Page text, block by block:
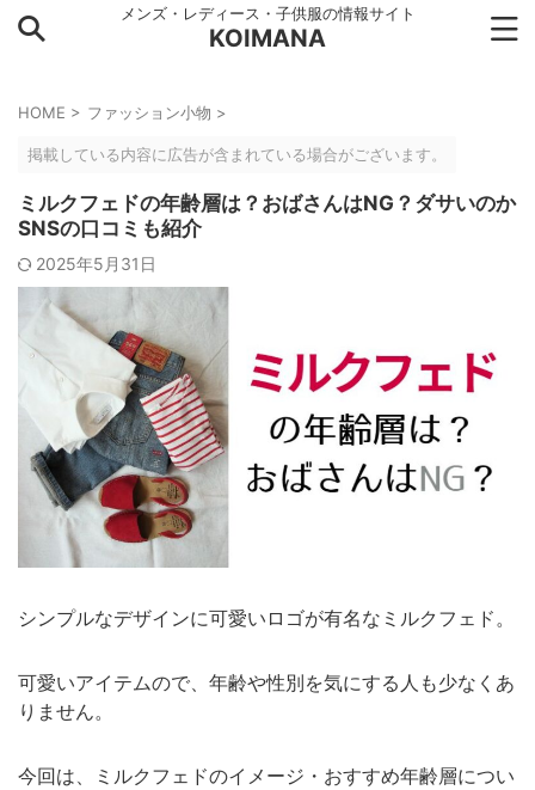
メンズ・レディース・子供服の情報サイト
KOIMANA
HOME > ファッション小物 >
掲載している内容に広告が含まれている場合がございます。
ミルクフェドの年齢層は？おばさんはNG？ダサいのか
SNSの口コミも紹介
2025年5月31日
シンプルなデザインに可愛いロゴが有名なミルクフェド。
可愛いアイテムので、年齢や性別を気にする人も少なくあ
りません。
今回は、ミルクフェドのイメージ・おすすめ年齢層につい